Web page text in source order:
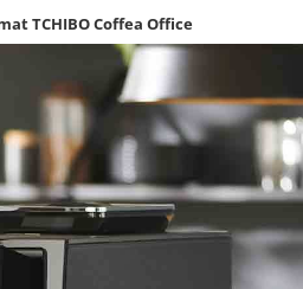
TCHIBO Coffea Office